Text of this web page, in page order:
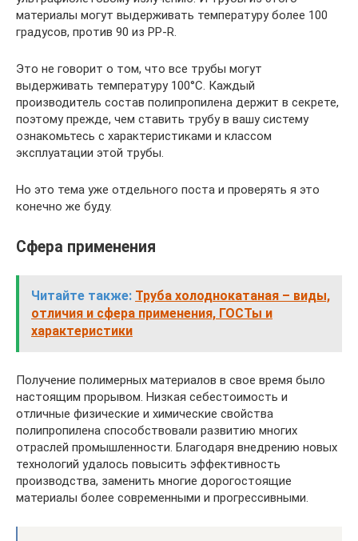
материалы могут выдерживать температуру более 100
градусов, против 90 из PP-R.
Это не говорит о том, что все трубы могут
выдерживать температуру 100­°С. Каждый
производитель состав полипропилена держит в секрете,
поэтому прежде, чем ставить трубу в вашу систему
ознакомьтесь с характеристиками и классом
эксплуатации этой трубы.
Но это тема уже отдельного поста и проверять я это
конечно же буду.
Сфера применения
Читайте также: Труба холоднокатаная – виды,
отличия и сфера применения, ГОСТы и
характеристики
Получение полимерных материалов в свое время было
настоящим прорывом. Низкая себестоимость и
отличные физические и химические свойства
полипропилена способствовали развитию многих
отраслей промышленности. Благодаря внедрению новых
технологий удалось повысить эффективность
производства, заменить многие дорогостоящие
материалы более современными и прогрессивными.